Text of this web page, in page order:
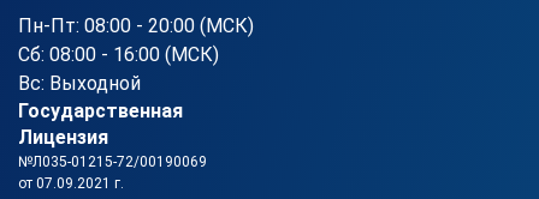
Пн-Пт: 08:00 - 20:00 (МСК)
Сб: 08:00 - 16:00 (МСК)
Вс: Выходной
Государственная
Лицензия
№Л035-01215-72/00190069
от 07.09.2021 г.